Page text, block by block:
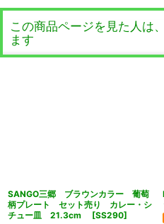
この商品ページを見た人は
ます
SANGO三郷 ブラウンカラー 葡萄
柄プレート セット売り カレー・シ
チュー皿 21.3cm
[SS290]